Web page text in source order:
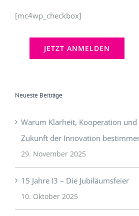
[mc4wp_checkbox]
Neueste Beiträge
Warum Klarheit, Kooperation
Zukunft der Innovation
29. November 2025
15 Jahre I3 – Die Jubiläumsfeier
10. Oktober 2025